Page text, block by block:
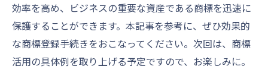
効率を高め、ビジネスの重要な資産である商標を迅速に
保護することができます。本記事を参考に、ぜひ効果的
な商標登録手続きをおこなってください。次回は、商標
活用の具体例を取り上げる予定ですので、お楽しみに。